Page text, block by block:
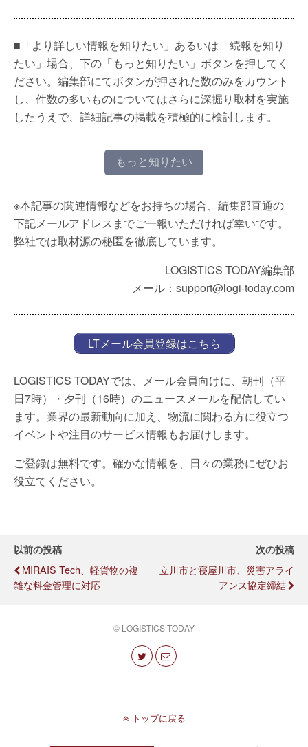
■「より詳しい情報を知りたい」あるいは「続報を知り
たい」場合、下の「もっと知りたい」ボタンを押してく
ださい。編集部にてボタンが押された数のみをカウント
し、件数の多いものについてはさらに深掘り取材を実施
したうえで、詳細記事の掲載を積極的に検討します。
もっと知りたい
※本記事の関連情報などをお持ちの場合、編集部直通の
下記メールアドレスまでご一報いただければ幸いです。
弊社では取材源の秘匿を徹底しています。
LOGISTICS TODAY編集部
メール：support@logi-today.com
LTメール会員登録はこちら
LOGISTICS TODAYでは、メール会員向けに、朝刊（平
日7時）・夕刊（16時）のニュースメールを配信してい
ます。業界の最新動向に加え、物流に関わる方に役立つ
イベントや注目のサービス情報もお届けします。
ご登録は無料です。確かな情報を、日々の業務にぜひお
役立てください。
以前の投稿
MIRAIS Tech、軽貨物の複
雑な料金管理に対応
次の投稿
立川市と寝屋川市、災害アライ
アンス協定締結
© LOGISTICS TODAY
トップに戻る